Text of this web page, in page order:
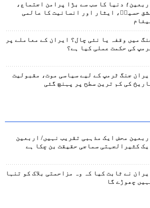
دنیا کا سب سے بڑا پرامن اجتماع،
حسینؑ، ایثار اور انسانیت کا عالمی
میں وقفہ یا نئی چال؟ ایران کے معاملے پر
کی حکمت عملی کیا ہے؟
جنگ ٹرمپ کے لیے سیاسی موت، مقبولیت
کی کم ترین سطح پر پہنچ گئی
محض ایک مذہبی تقریب نہیں/ اربعین
کثیرالجہتی سماجی حقیقت بن چکا ہے
نے ثابت کیا کہ وہ مزاحمتی بلاک کو تنہا
چھوڑے گا